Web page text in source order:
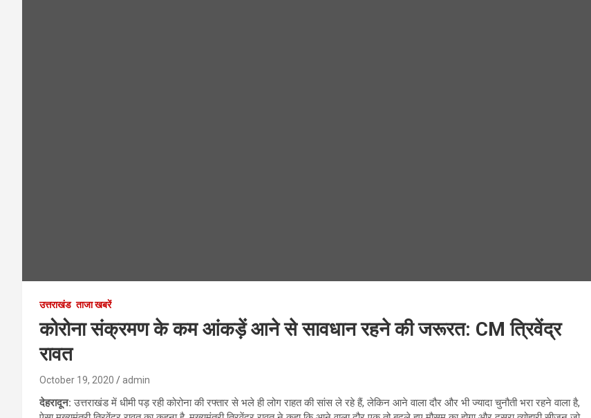
उत्तराखंड ताजा खबरें
कोरोना संक्रमण के कम आंकड़ें आने से सावधान रहने की जरूरत: CM त्रिवेंद्र
रावत
October 19, 2020 admin
देहरादून: उत्तराखंड में धीमी पड़ रही कोरोना की रफ्तार से भले ही लोग राहत की सांस ले रहे हैं, लेकिन आने वाला दौर और भी ज्यादा चुनौती भरा रहने वाला है,